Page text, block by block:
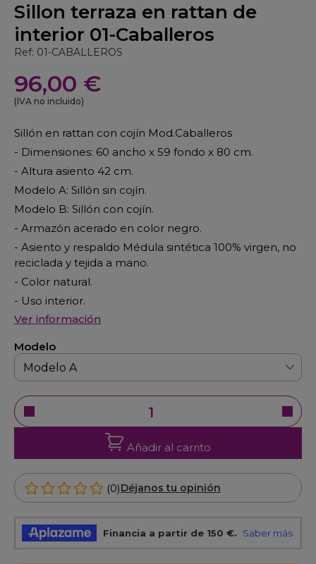
Sillon terraza en rattan de
interior 01-Caballeros
Ref: 01-CABALLEROS
96,00 €
(IVA no incluido)
Sillón en rattan con cojín Mod.Caballeros
- Dimensiones: 60 ancho x 59 fondo x 80 cm.
- Altura asiento 42 cm.
Modelo A: Sillón sin cojín.
Modelo B: Sillón con cojín.
- Armazón acerado en color negro.
- Asiento y respaldo Médula sintética 100% virgen, no
reciclada y tejida a mano.
- Color natural.
- Uso interior.
Ver información
Modelo
Añadir al carrito
(0)Déjanos tu opinión